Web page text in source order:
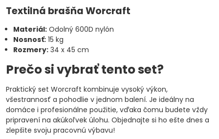
Textilná brašňa Worcraft
Materiál: Odolný 600D nylón
Nosnosť: 15 kg
Rozmery: 34 x 45 cm
Prečo si vybrať tento set?
Praktický set Worcraft kombinuje vysoký výkon,
všestrannosť a pohodlie v jednom balení. Je ideálny na
domáce i profesionálne použitie, vďaka čomu budete vždy
pripravení na akúkoľvek úlohu. Objednajte si ho ešte dnes a
zlepšite svoju pracovnú výbavu!